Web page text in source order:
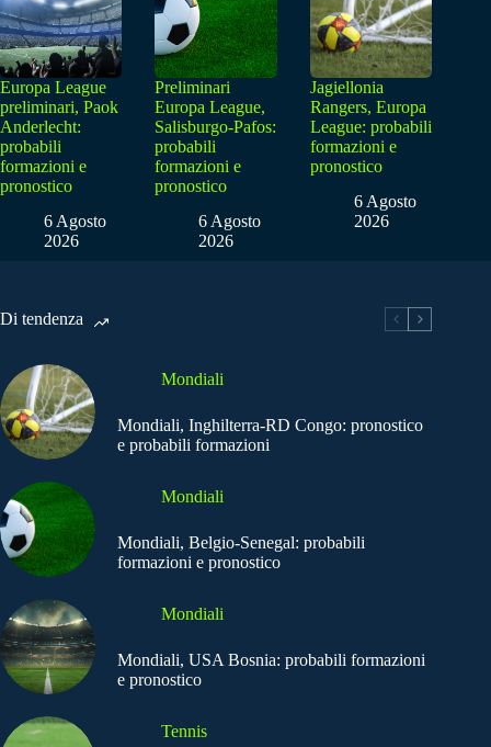
Europa League
preliminari, Paok
Anderlecht:
probabili
formazioni e
pronostico
6 Agosto
2026
Preliminari
Europa League,
Salisburgo-Pafos:
probabili
formazioni e
pronostico
6 Agosto
2026
Jagiellonia
Rangers, Europa
League: probabili
formazioni e
pronostico
6 Agosto
2026
Di tendenza
Mondiali
Mondiali, Inghilterra-RD Congo: pronostico
e probabili formazioni
Mondiali
Mondiali, Belgio-Senegal: probabili
formazioni e pronostico
Mondiali
Mondiali, USA Bosnia: probabili formazioni
e pronostico
Tennis